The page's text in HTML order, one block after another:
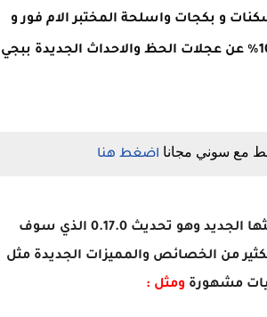
مع سوني مجانا اضغط هنا
حيث ان هناك مصادر أفادت بأن الشركة ستعلن عن تحديثها الجديد وهو تحديث 0.17.0 الذي سوف
من الخصائص والمميزات الجديدة مثل
مشهورة ومثل :